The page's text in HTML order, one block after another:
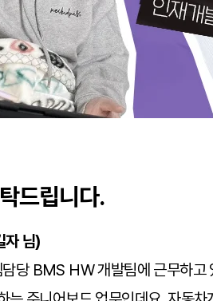
드립니다.
자 님)
당 BMS HW 개발팀에 근무하고